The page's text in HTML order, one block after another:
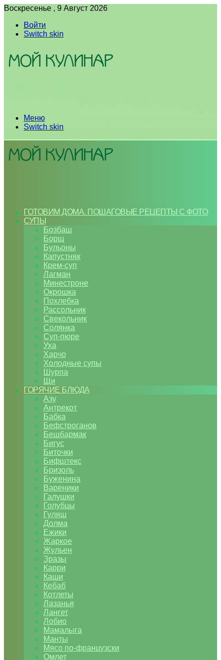
Воскресенье , 9 Август 2026
Войти
Switch skin
Меню
Switch skin
ГОТОВИМ ДОМА. ПОШАГОВЫЕ РЕЦЕПТЫ С ФОТО
СУПЫ
Бозбаш
Борщ
Бульоны
Капустняк
Крем-суп
Лагман
Минестроне
Окрошка
Похлебка
Рассольник
Свекольник
Солянка
Суп-пюре
Уха
Харчо
Холодные супы
Шурпа
Щи
ГОРЯЧИЕ БЛЮДА
Азу
Антрекот
Бабка
Бефстроганов
Бешбармак
Бигус
Биточки
Бифштекс
Бризоль
Буженина
Вареники
Галушки
Голубцы
Гуляш
Долма
Ежики
Жаркое
Жульен
Зразы
Карри
Каши
Кебаб
Котлеты
Лазанья
Лангет
Лобио
Мамалыга
Манты
Мясо по-французски
Омлет